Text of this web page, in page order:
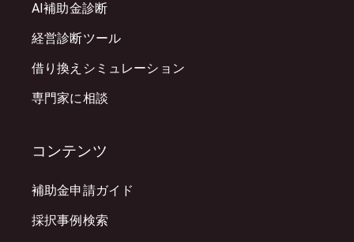
AI補助金診断
経営診断ツール
借り換えシミュレーション
専門家に相談
コンテンツ
補助金申請ガイド
採択事例検索